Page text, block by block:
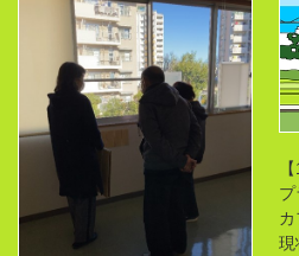
現